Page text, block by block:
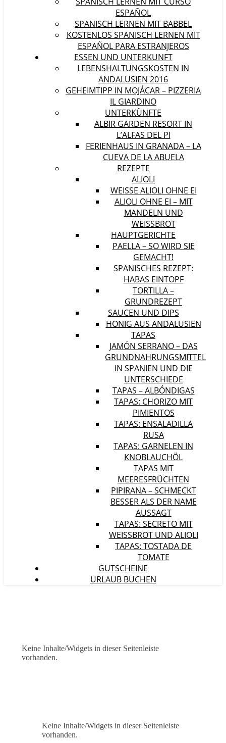
ESPAÑOL
SPANISCH LERNEN MIT BABBEL
KOSTENLOS SPANISCH LERNEN MIT
ESPAÑOL PARA ESTRANJEROS
ESSEN UND UNTERKUNFT
LEBENSHALTUNGSKOSTEN IN
ANDALUSIEN 2016
GEHEIMTIPP IN MOJÁCAR – PIZZERIA
IL GIARDINO
UNTERKÜNFTE
ALBIR GARDEN RESORT IN
L’ALFAS DEL PI
FERIENHAUS IN GRANADA – LA
CUEVA DE LA ABUELA
REZEPTE
ALIOLI
WEISSE ALIOLI OHNE EI
ALIOLI OHNE EI – MIT
MANDELN UND
WEISSBROT
HAUPTGERICHTE
PAELLA – SO WIRD SIE
GEMACHT!
SPANISCHES REZEPT:
HABAS EINTOPF
TORTILLA –
GRUNDREZEPT
SAUCEN UND DIPS
HONIG AUS ANDALUSIEN
TAPAS
JAMÓN SERRANO – DAS
GRUNDNAHRUNGSMITTEL
IN SPANIEN UND DIE
UNTERSCHIEDE
TAPAS – ALBÓNDIGAS
TAPAS: CHORIZO MIT
PIMIENTOS
TAPAS: ENSALADILLA
RUSA
TAPAS: GARNELEN IN
KNOBLAUCHÖL
TAPAS MIT
MEERESFRÜCHTEN
PIPIRANA – SCHMECKT
BESSER ALS DER NAME
AUSSAGT
TAPAS: SECRETO MIT
WEISSBROT UND ALIOLI
TAPAS: TOSTADA DE
TOMATE
GUTSCHEINE
URLAUB BUCHEN
Keine Inhalte/Widgets in dieser Seitenleiste
vorhanden.
Keine Inhalte/Widgets in dieser Seitenleiste
vorhanden.